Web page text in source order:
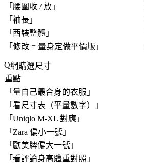
「 腰圍收 / 放 」
「 袖長 」
「 西裝整體 」
「 修改 = 量身定做平價版 」
網購選尺寸
重點
「 量自己最合身的衣服 」
「 看尺寸表（平量數字） 」
「 Uniqlo M-XL 對應 」
「 Zara 偏小一號 」
「 歐美牌偏大一號 」
「 看評論身高體重對照 」